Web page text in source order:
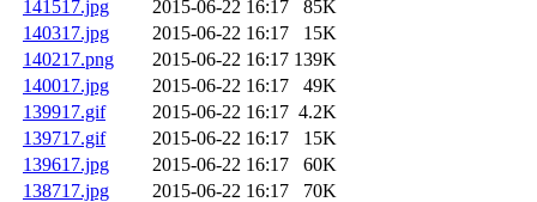
141517.jpg
2015-06-22 16:17
85K
140317.jpg
2015-06-22 16:17
15K
140217.png
2015-06-22 16:17 139K
140017.jpg
2015-06-22 16:17
49K
139917.gif
2015-06-22 16:17 4.2K
139717.gif
2015-06-22 16:17
15K
139617.jpg
2015-06-22 16:17
60K
138717.jpg
2015-06-22 16:17
70K